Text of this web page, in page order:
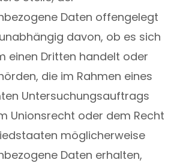
Daten offengelegt
davon, ob es sich
einen Dritten handelt oder
die im Rahmen eines
Untersuchungsauftrags
Unionsrecht oder dem Recht
möglicherweise
Daten erhalten,